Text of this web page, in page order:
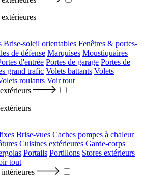
Brise-soleil orientables Fenêtres & portes-
de défense Marquises Moustiquaires
d'entrée Portes de garage Portes de
grand trafic Volets battants Volets
roulants Voir tout
Brise-vues Caches pompes à chaleur
Cuisines extérieures Garde-corps
Portails Portillons Stores extérieurs
tout